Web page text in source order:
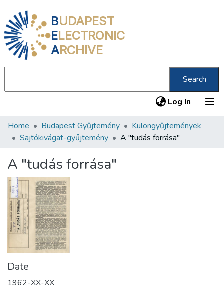
BUDAPEST
ELECTRONIC
ARCHIVE
Search
Log In (current)
Communities & Collections
Statistics
About us
Home Budapest Gyűjtemény
Különgyűjtemények
Sajtókivágat-gyűjtemény
A "tudás forrása"
A "tudás forrása"
Date
1962-XX-XX